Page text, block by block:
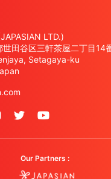
LTD.)
田谷区三軒茶屋二丁目14
Setagaya-ku
Our Partners :